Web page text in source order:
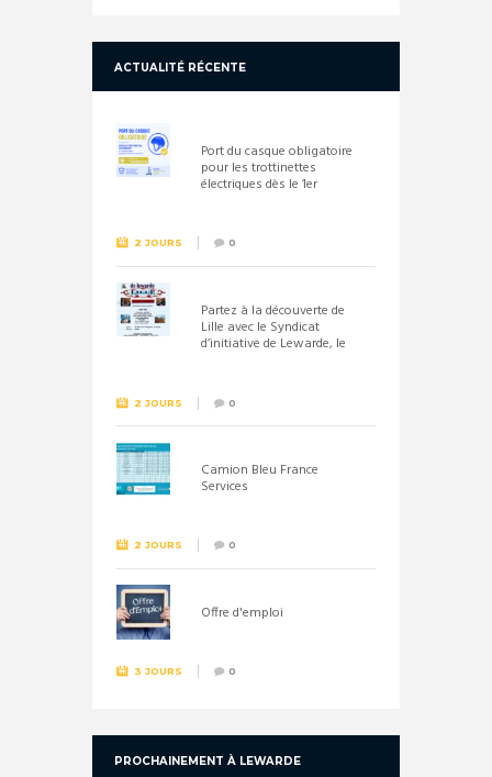
ACTUALITÉ RÉCENTE
Port du casque obligatoire
pour les trottinettes
électriques dès le 1er
2 JOURS 0
Partez à la découverte de
Lille avec le Syndicat
d’initiative de Lewarde, le
2 JOURS 0
Camion Bleu France
Services
2 JOURS 0
Offre d'emploi
3 JOURS 0
PROCHAINEMENT À LEWARDE